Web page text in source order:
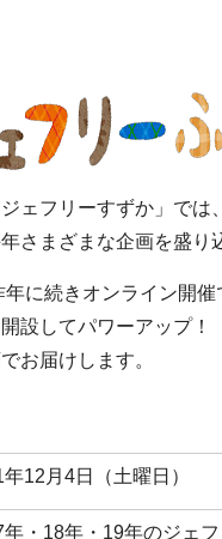
ェフリーすずか」では
さまざまな企画を盛り
に続きオンライン開催
設してパワーアップ！
お届けします。
12月4日（土曜日）
年・18年・19年のジェ